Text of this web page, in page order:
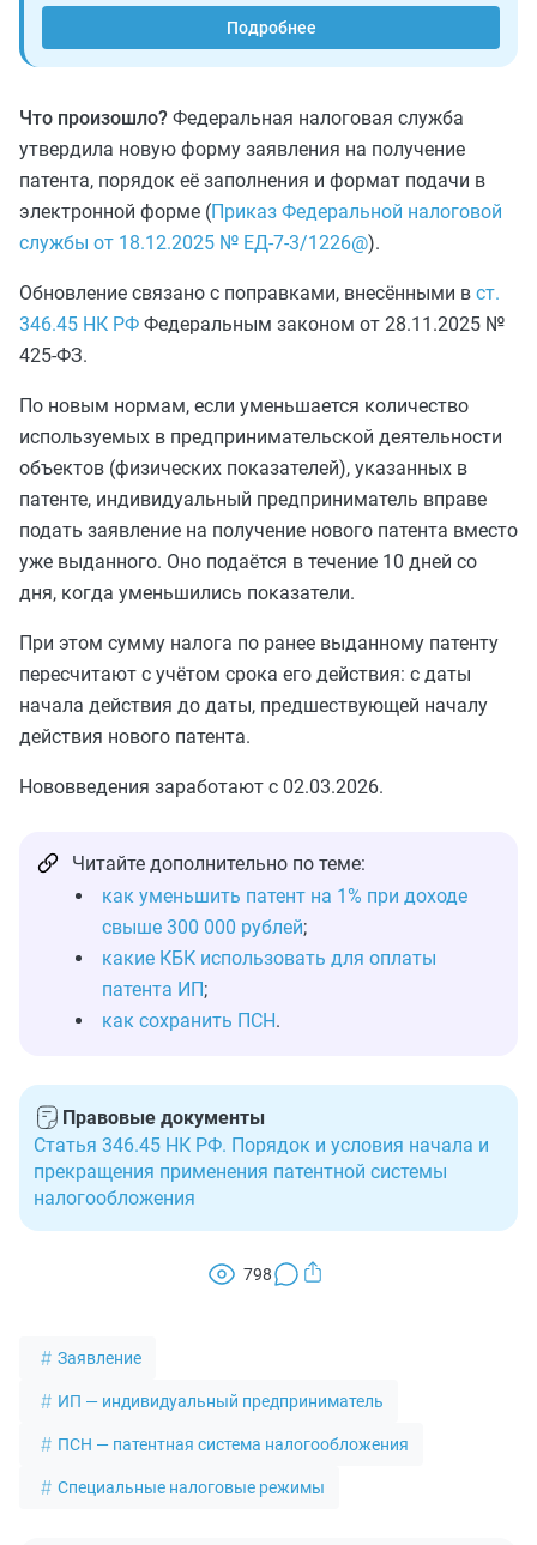
Подробнее
Что произошло? Федеральная налоговая служба
утвердила новую форму заявления на получение
патента, порядок её заполнения и формат подачи в
электронной форме (Приказ Федеральной налоговой
службы от 18.12.2025 № ЕД-7-3/1226@).
Обновление связано с поправками, внесёнными в ст.
346.45 НК РФ Федеральным законом от 28.11.2025 №
425‑ФЗ.
По новым нормам, если уменьшается количество
используемых в предпринимательской деятельности
объектов (физических показателей), указанных в
патенте, индивидуальный предприниматель вправе
подать заявление на получение нового патента вместо
уже выданного. Оно подаётся в течение 10 дней со
дня, когда уменьшились показатели.
При этом сумму налога по ранее выданному патенту
пересчитают с учётом срока его действия: с даты
начала действия до даты, предшествующей началу
действия нового патента.
Нововведения заработают с 02.03.2026.
Читайте дополнительно по теме:
как уменьшить патент на 1% при доходе
свыше 300 000 рублей;
какие КБК использовать для оплаты
патента ИП;
как сохранить ПСН.
Правовые документы
Статья 346.45 НК РФ. Порядок и условия начала и
прекращения применения патентной системы
налогообложения
798
Заявление
ИП — индивидуальный предприниматель
ПСН — патентная система налогообложения
Специальные налоговые режимы